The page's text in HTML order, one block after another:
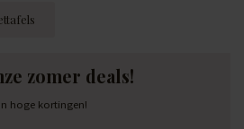
zomer deals!
hoge kortingen!